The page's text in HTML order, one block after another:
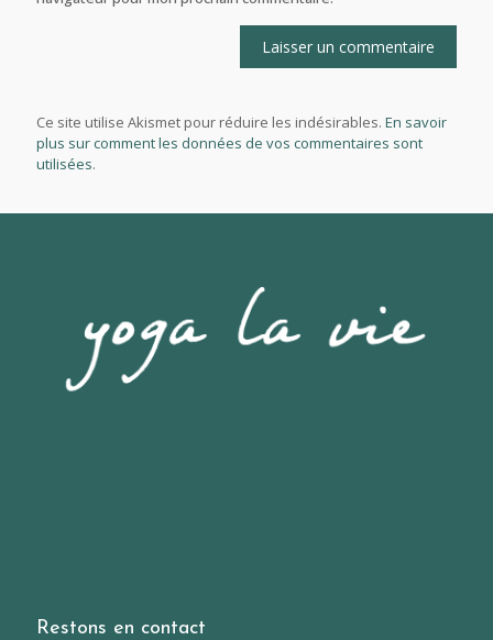
Ce site utilise Akismet pour réduire les indésirables. En savoir
plus sur comment les données de vos commentaires sont
utilisées.
Restons en contact